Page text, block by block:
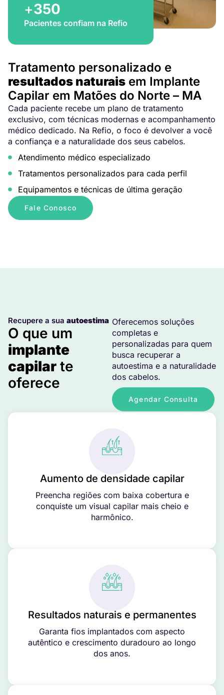
+350
Pacientes confiam na Refio
Tratamento personalizado e
resultados naturais em Implante
Capilar em Matões do Norte – MA
Cada paciente recebe um plano de tratamento
exclusivo, com técnicas modernas e acompanhamento
médico dedicado. Na Refio, o foco é devolver a você
a confiança e a naturalidade dos seus cabelos.
Atendimento médico especializado
Tratamentos personalizados para cada perfil
Equipamentos e técnicas de última geração
Fale Conosco
Recupere a sua autoestima
O que um
implante
capilar te
oferece
Oferecemos soluções
completas e
personalizadas para quem
busca recuperar a
autoestima e a naturalidade
dos cabelos.
Agendar Consulta
Aumento de densidade capilar
Preencha regiões com baixa cobertura e
conquiste um visual capilar mais cheio e
harmônico.
Resultados naturais e permanentes
Garanta fios implantados com aspecto
autêntico e crescimento duradouro ao longo
dos anos.